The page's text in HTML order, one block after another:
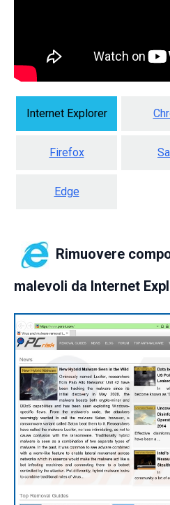
Internet Explorer
Firefox
Edge
Rimuovere
malevoli da Internet